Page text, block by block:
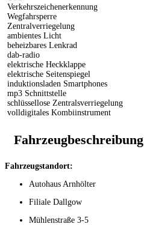
Verkehrszeichenerkennung
Wegfahrsperre
Zentralverriegelung
ambientes Licht
beheizbares Lenkrad
dab-radio
elektrische Heckklappe
elektrische Seitenspiegel
induktionsladen Smartphones
mp3 Schnittstelle
schlüssellose Zentralsverriegelung
volldigitales Kombiinstrument
Fahrzeugbeschreibung
Fahrzeugstandort:
Autohaus Arnhölter
Filiale Dallgow
Mühlenstraße 3-5